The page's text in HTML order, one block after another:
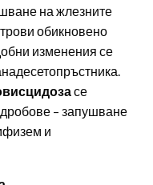
на жлезните
обикновено
изменения се
се
– запушване
и